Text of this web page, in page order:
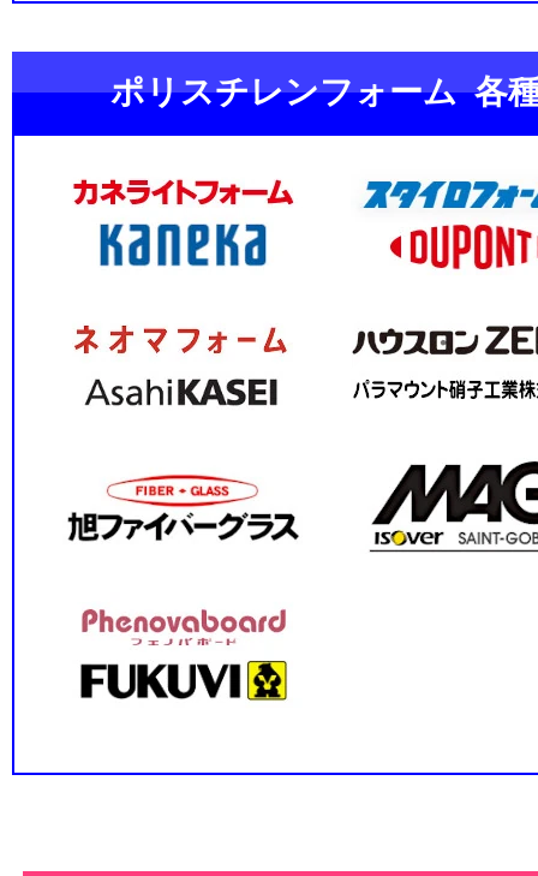
ポリスチレンフォーム 各